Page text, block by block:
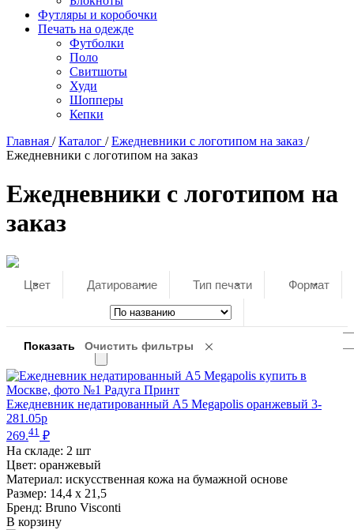
Футляры и коробочки
Печать на одежде
Футболки
Поло
Свитшоты
Худи
Шопперы
Кепки
Главная / Каталог / Ежедневники с логотипом на заказ /
Ежедневники с логотипом на заказ
Ежедневники с логотипом на
заказ
Цвет Датирование Тип печати Формат
Ежедневник недатированный А5 Megapolis оранжевый 3-
281.05p
269.41 ₽
На складе: 2 шт
Цвет: оранжевый
Материал: искусственная кожа на бумажной основе
Размер: 14,4 х 21,5
Бренд: Bruno Visconti
В корзину